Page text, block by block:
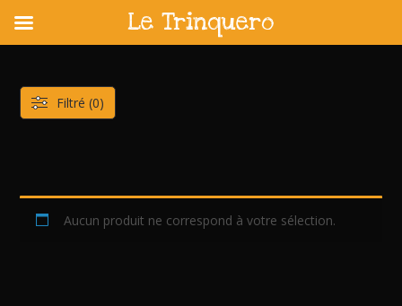
content
Aucun produit ne correspond à votre sélection.
Filtré (0)
Le Trinquero